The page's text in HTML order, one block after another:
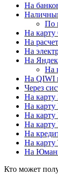
На
По
На карту
На
На
На
На
На QIWI
Через
На карту
На карту
На
На карту
На
На
На
Кто может